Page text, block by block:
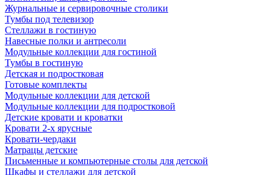
Журнальные и сервировочные столики
Тумбы под телевизор
Стеллажи в гостиную
Навесные полки и антресоли
Модульные коллекции для гостиной
Тумбы в гостиную
Детская и подростковая
Готовые комплекты
Модульные коллекции для детской
Модульные коллекции для подростковой
Детские кровати и кроватки
Кровати 2-х ярусные
Кровати-чердаки
Матрацы детские
Письменные и компьютерные столы для детской
Шкафы и стеллажи для детской